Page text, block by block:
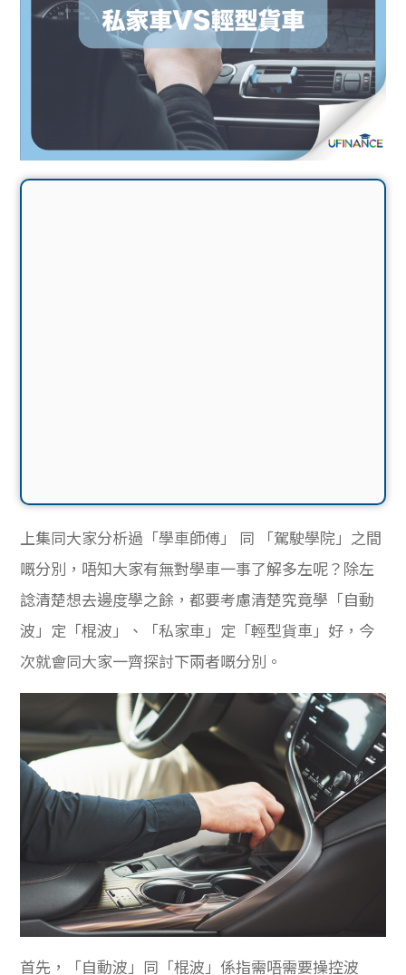
上集同大家分析過「學車師傅」 同 「駕駛學院」之間
嘅分別，唔知大家有無對學車一事了解多左呢？除左
諗清楚想去邊度學之餘，都要考慮清楚究竟學 「自動
波」定「棍波」、「私家車」定「輕型貨車」好，今
次就會同大家一齊探討下兩者嘅分別。
首先，「自動波」同「棍波」係指需唔需要操控波